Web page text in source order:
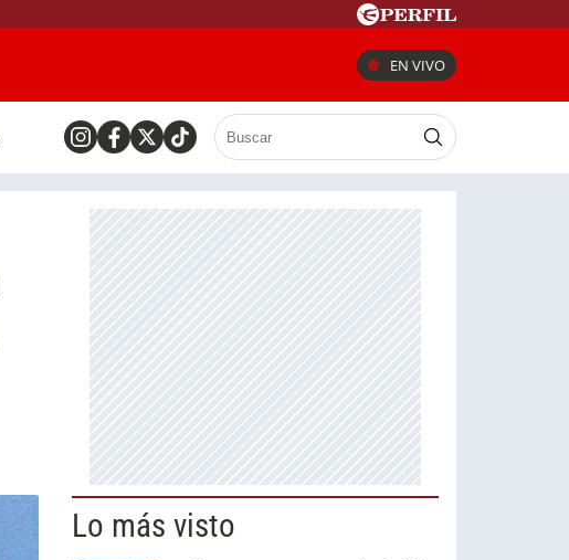
EN VIVO
Lo más visto